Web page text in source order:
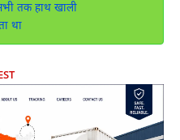
तक हाथ खाली
था